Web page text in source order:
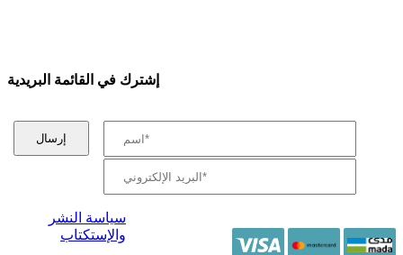
إشترك في القائمة البريدية
سياسة النشر
والإستكتاب